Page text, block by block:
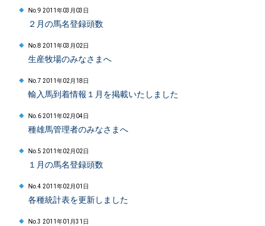
No.9 2011年03月03日
２月の馬名登録頭数
No.8 2011年03月02日
生産牧場のみなさまへ
No.7 2011年02月18日
輸入馬到着情報１月を掲載いたしました
No.6 2011年02月04日
種雄馬管理者のみなさまへ
No.5 2011年02月02日
１月の馬名登録頭数
No.4 2011年02月01日
各種統計表を更新しました
No.3 2011年01月31日